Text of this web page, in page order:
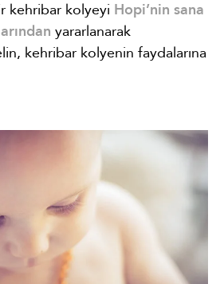
kehribar kolyeyi Hopi’nin sana
yararlanarak
kehribar kolyenin faydalarına